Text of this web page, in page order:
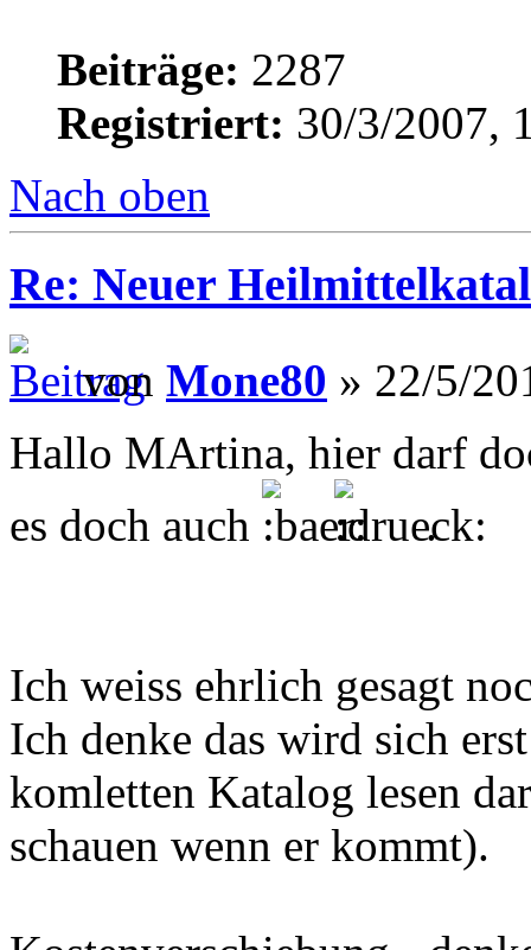
Beiträge: 2287
Registriert: 30/3/2007,
Nach oben
Re: Neuer
von Mone80 » 22/5/
Hallo MArtina, hier darf
es doch auch
.
Ich weiss ehrlich gesagt
Ich denke das wird sich
komletten Katalog lesen
schauen wenn er kommt).